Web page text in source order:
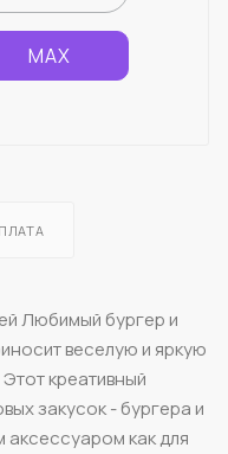
MAX
Любимый бургер и
веселую и яркую
креативный
закусок - бургера и
аксессуаром как для